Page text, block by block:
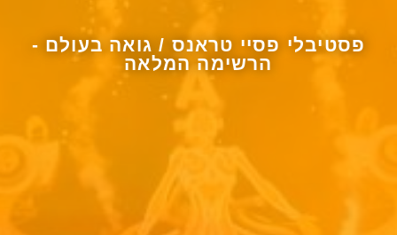
פסטיבלי פסיי טראנס / גואה בעולם -
הרשימה המלאה